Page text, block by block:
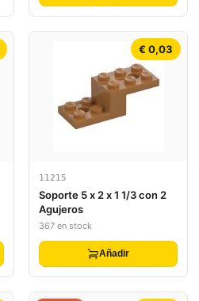
€ 0,03
11215
Soporte 5 x 2 x 1 1/3 con 2
Agujeros
367 en stock
Añadir